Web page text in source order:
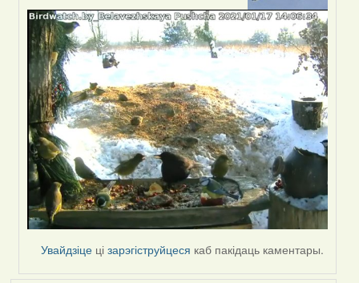
by
Peregrinus
Увайдзіце цізарэгіструйцеся каб пакідаць каментары.